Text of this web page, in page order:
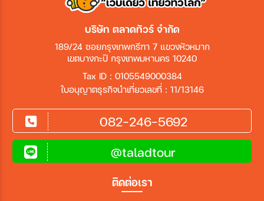
บริษัท ตลาดทัวร์ จำกัด
189/24 ซอยกรุงเทพกรีฑา 7 แขวงหัวหมาก
เขตบางกะปิ กรุงเทพมหานคร 10240
Tax ID : 0105549000384
ใบอนุญาตธุรกิจนำเที่ยวเลขที่ : 11/13146
082-246-5692
@taladtour
ติดต่อเรา